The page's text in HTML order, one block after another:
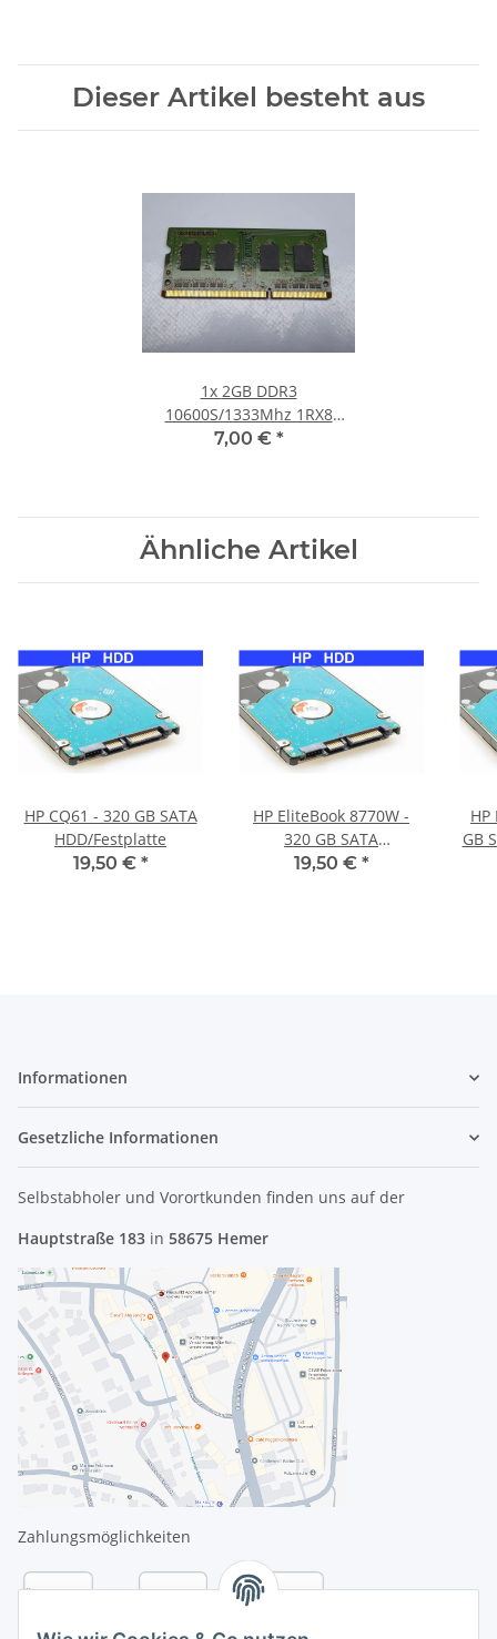
Dieser Artikel besteht aus
1x 2GB DDR3
10600S/1333Mhz 1RX8
Notebook SO-DIMM RAM
7,00 € *
Ähnliche Artikel
HP CQ61 - 320 GB SATA
HDD/Festplatte
19,50 € *
HP EliteBook 8770W -
320 GB SATA
HDD/Festplatte
19,50 € *
GB
Informationen
Gesetzliche Informationen
Selbstabholer und Vorortkunden finden uns auf der
Hauptstraße 183 in 58675 Hemer
Zahlungsmöglichkeiten